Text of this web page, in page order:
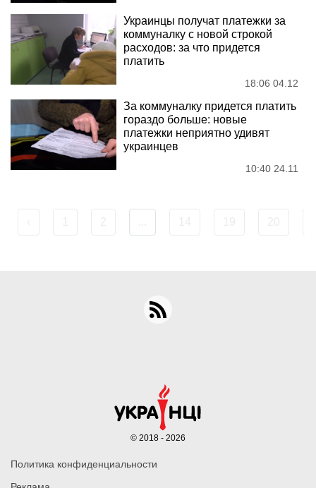
Украинцы получат платежки за
коммуналку с новой строкой
расходов: за что придется
платить
18:06 04.12
За коммуналку придется платить
гораздо больше: новые
платежки неприятно удивят
украинцев
10:40 24.11
Политика конфиденциальности
© 2018 - 2026